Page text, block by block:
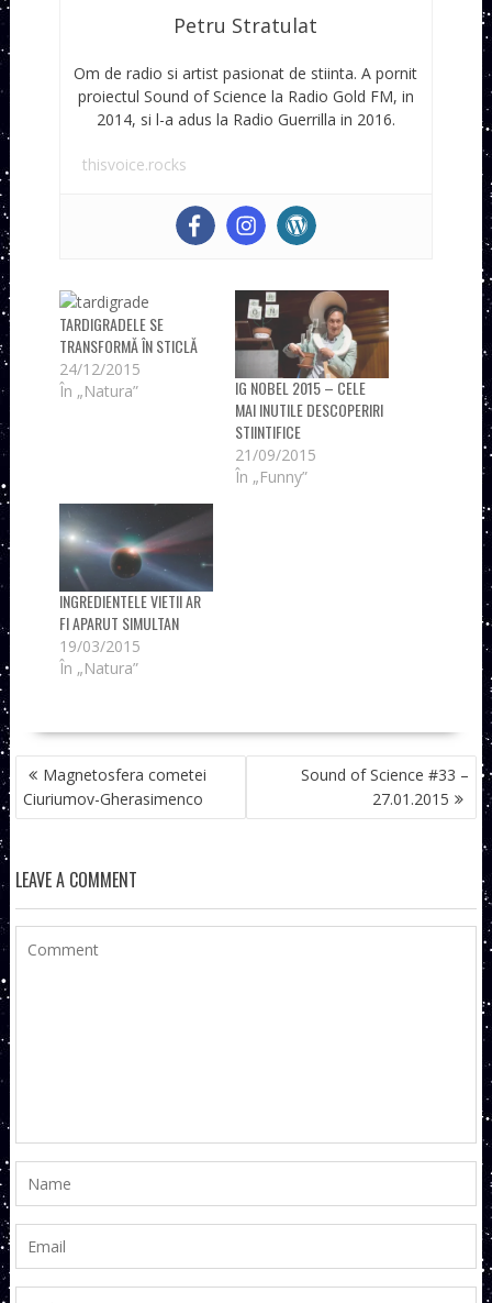
Petru Stratulat
Om de radio si artist pasionat de stiinta. A pornit
proiectul Sound of Science la Radio Gold FM, in
2014, si l-a adus la Radio Guerrilla in 2016.
thisvoice.rocks
TARDIGRADELE SE
TRANSFORMĂ ÎN STICLĂ
24/12/2015
În „Natura”
IG NOBEL 2015 – CELE
MAI INUTILE DESCOPERIRI
STIINTIFICE
21/09/2015
În „Funny”
INGREDIENTELE VIETII AR
FI APARUT SIMULTAN
19/03/2015
În „Natura”
NAVIGARE
ÎN
ARTICOLE
Magnetosfera cometei
Ciuriumov-Gherasimenco
Sound of Science #33 –
27.01.2015
LEAVE A COMMENT